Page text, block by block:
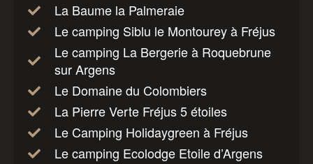
La Baume la Palmeraie
Le camping Siblu le Montourey à Fréjus
Le camping La Bergerie à Roquebrune
sur Argens
Le Domaine du Colombiers
La Pierre Verte Fréjus 5 étoiles
Le Camping Holidaygreen à Fréjus
Le camping Ecolodge Etoile d’Argens